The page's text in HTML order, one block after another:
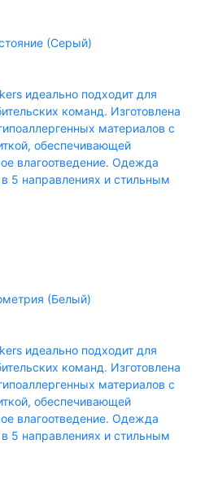
(Серый)
идеально подходит для
команд. Изготовлена
материалов с
обеспечивающей
влагоотведение. Одежда
5 направлениях и стильным
(Белый)
идеально подходит для
команд. Изготовлена
материалов с
обеспечивающей
влагоотведение. Одежда
5 направлениях и стильным